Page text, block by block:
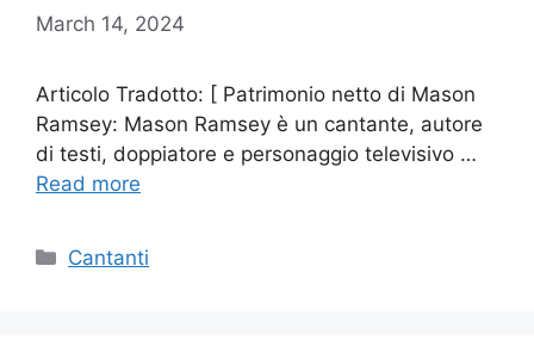
March 14, 2024
Articolo Tradotto: [ Patrimonio netto di Mason
Ramsey: Mason Ramsey è un cantante, autore
di testi, doppiatore e personaggio televisivo …
Read more
Categories
Cantanti